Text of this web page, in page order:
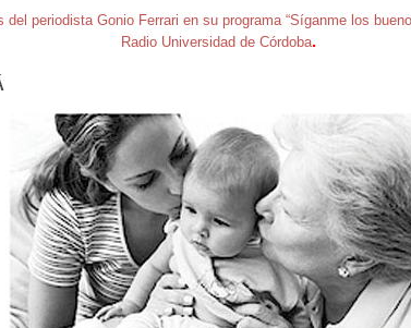
del periodista Gonio Ferrari en su programa “Síganme los
Radio Universidad de Córdoba.